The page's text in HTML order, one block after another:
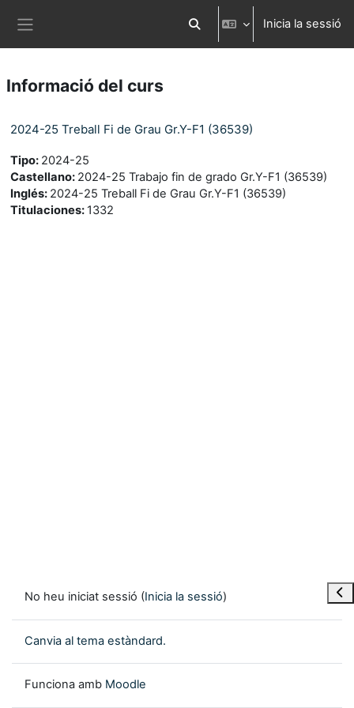
Commuta l'entrada de la cerca
Inicia la sessió
Informació del curs
2024-25 Treball Fi de Grau Gr.Y-F1 (36539)
Tipo: 2024-25
Castellano: 2024-25 Trabajo fin de grado Gr.Y-F1 (36539)
Inglés: 2024-25 Treball Fi de Grau Gr.Y-F1 (36539)
Titulaciones: 1332
No heu iniciat sessió (Inicia la sessió)
Canvia al tema estàndard.
Funciona amb Moodle